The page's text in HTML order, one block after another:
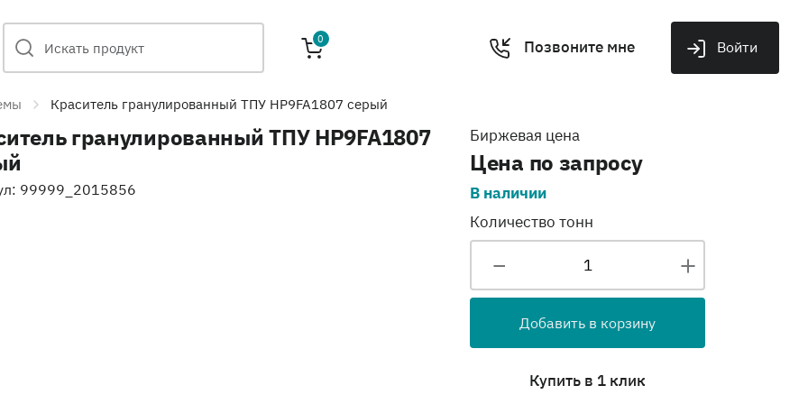
0 Позвоните мне Войти
Краситель гранулированный ТПУ HP9FA1807 серый
гранулированный ТПУ HP9FA1807
99999_2015856
Биржевая цена
Цена по запросу
В наличии
Количество тонн
Добавить в корзину
Купить в 1 клик